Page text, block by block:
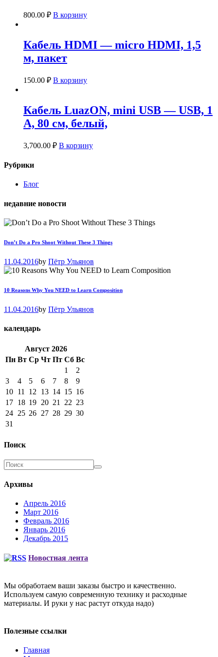
800.00 ₽ В корзину
Кабель HDMI — micro HDMI, 1,5
м, пакет
150.00 ₽ В корзину
Кабель LuazON, mini USB — USB, 1
А, 80 см, белый,
3,700.00 ₽ В корзину
Рубрики
Блог
недавние новости
Don’t Do a Pro Shoot Without These 3 Things
11.04.2016by Пётр Ульянов
10 Reasons Why You NEED to Learn Composition
11.04.2016by Пётр Ульянов
календарь
Август 2026
Пн Вт Ср Чт Пт Сб Вс
1
2
3
4 5 6 7 8
9
10 11 12 13 14 15 16
17 18 19 20 21 22 23
24 25 26 27 28 29 30
31
Поиск
Архивы
Апрель 2016
Март 2016
Февраль 2016
Январь 2016
Декабрь 2015
Новостная лента
Мы обработаем ваши заказы быстро и качественно.
Используем самую современную технику и расходные
материалы. И руки у нас растут откуда надо)
Полезные ссылки
Главная